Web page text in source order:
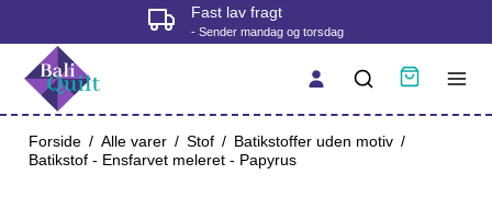
Fysisk butik i Korsør
- tjek åbningstider før du kommer
Forside / Alle varer / Stof / Batikstoffer uden motiv /
Batikstof - Ensfarvet meleret - Papyrus